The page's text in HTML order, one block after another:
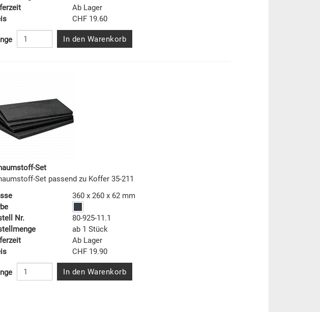
Ab Lager
CHF 19.60
In den Warenkorb
Set
Set passend zu Koffer 35-211
360 x 260 x 62 mm
Nr.
80-925-11.1
ab 1 Stück
Ab Lager
CHF 19.90
In den Warenkorb